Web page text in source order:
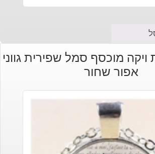
ויקה מוכסף סמל שפירית גווני
אפור שחור